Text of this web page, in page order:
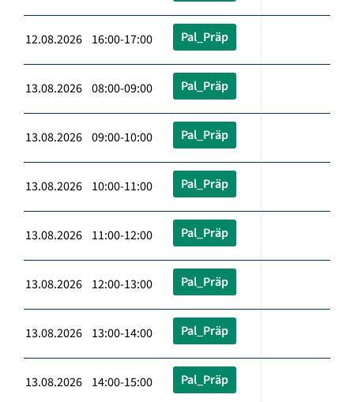
12.08.2026 16:00-17:00 Pal_Präp
13.08.2026 08:00-09:00 Pal_Präp
13.08.2026 09:00-10:00 Pal_Präp
13.08.2026 10:00-11:00 Pal_Präp
13.08.2026 11:00-12:00 Pal_Präp
13.08.2026 12:00-13:00 Pal_Präp
13.08.2026 13:00-14:00 Pal_Präp
13.08.2026 14:00-15:00 Pal_Präp